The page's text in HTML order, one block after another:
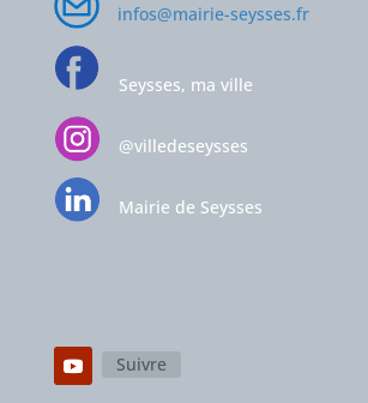
infos@mairie-seysses.fr
Seysses, ma ville
@villedeseysses
Mairie de Seysses
Suivre